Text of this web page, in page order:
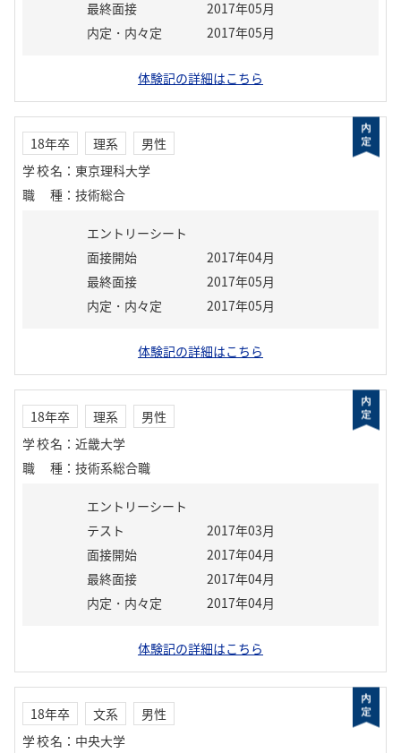
最終面接
2017年05月
内定・内々定
2017年05月
体験記の詳細はこちら
18年卒 理系
男性
学校名 ： 東京理科大学
職種 ： 技術総合
エントリーシート
面接開始
2017年04月
最終面接
2017年05月
内定・内々定
2017年05月
体験記の詳細はこちら
18年卒 理系
男性
学校名 ： 近畿大学
職種 ： 技術系総合職
エントリーシート
テスト
2017年03月
面接開始
2017年04月
最終面接
2017年04月
内定・内々定
2017年04月
体験記の詳細はこちら
18年卒 文系
男性
学校名 ： 中央大学